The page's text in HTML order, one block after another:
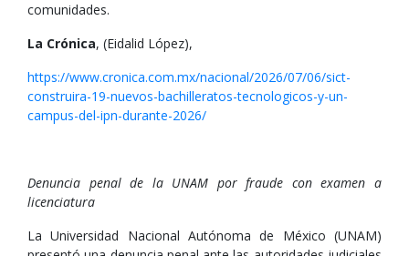
comunidades.
La Crónica, (Eidalid López),
https://www.cronica.com.mx/nacional/2026/07/06/sict-
construira-19-nuevos-bachilleratos-tecnologicos-y-un-
campus-del-ipn-durante-2026/
Denuncia penal de la UNAM por fraude con examen a
licenciatura
La Universidad Nacional Autónoma de México (UNAM)